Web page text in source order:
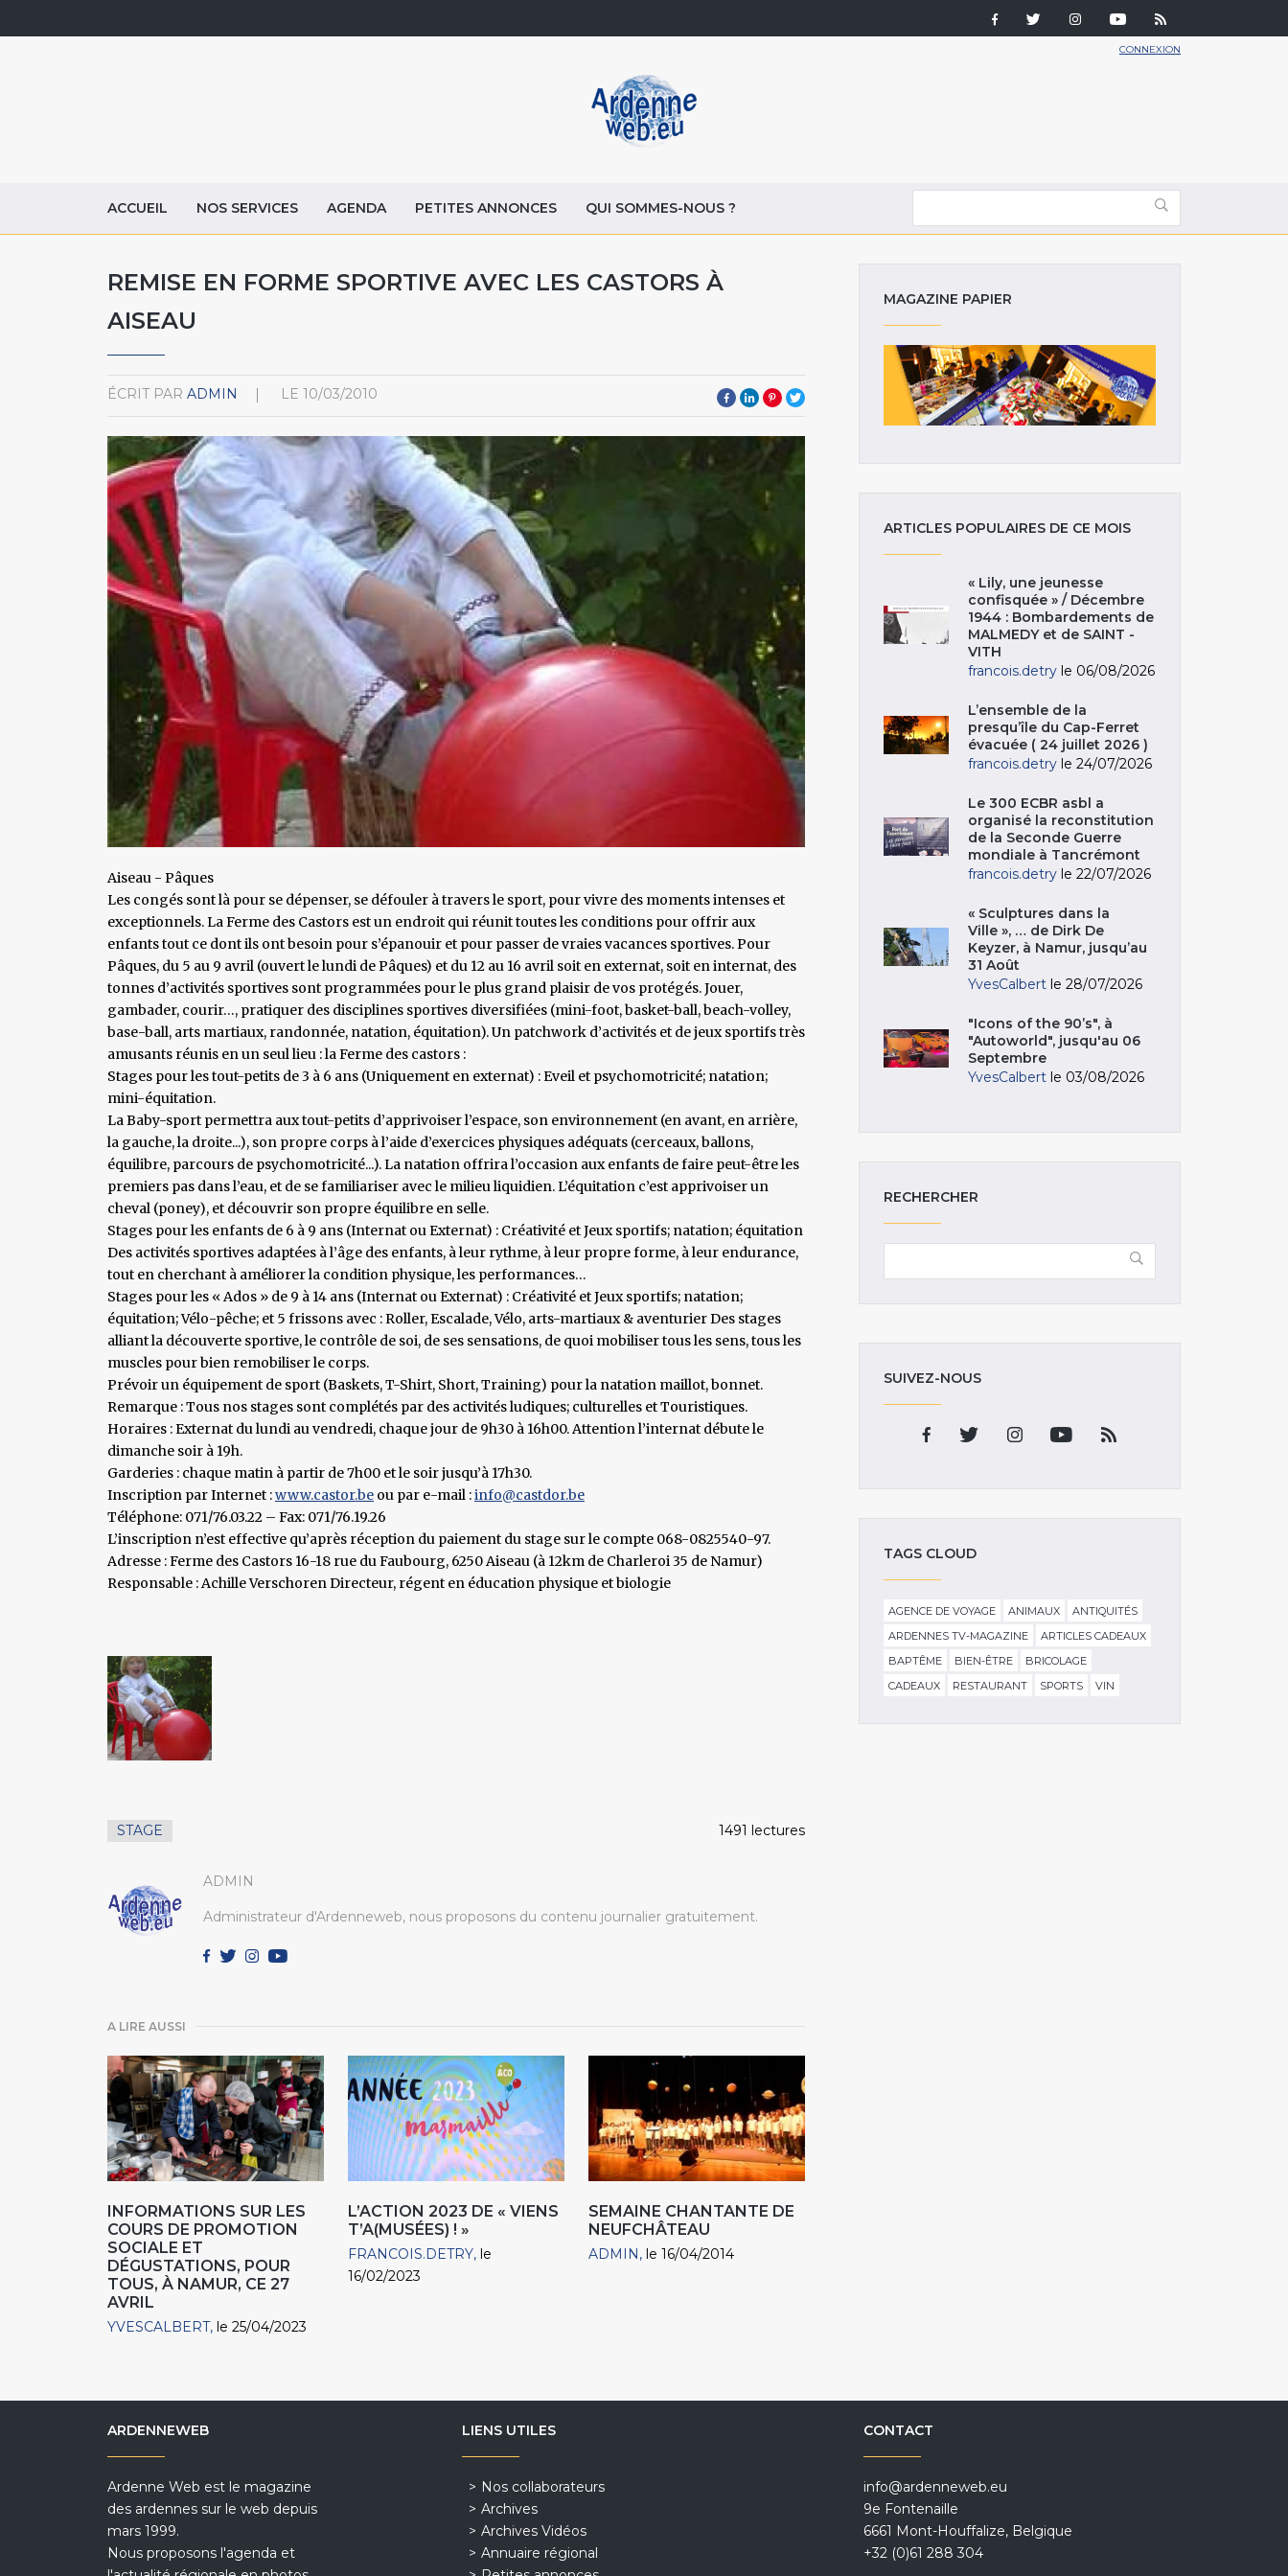
CONNEXION
ACCUEIL NOS SERVICES AGENDA PETITES ANNONCES QUI SOMMES-NOUS ?
REMISE EN FORME SPORTIVE AVEC LES CASTORS À
AISEAU
ÉCRIT PAR ADMIN LE 10/03/2010
Aiseau - Pâques
Les congés sont là pour se dépenser, se défouler à travers le sport, pour vivre des moments intenses et
exceptionnels. La Ferme des Castors est un endroit qui réunit toutes les conditions pour offrir aux
enfants tout ce dont ils ont besoin pour s’épanouir et pour passer de vraies vacances sportives. Pour
Pâques, du 5 au 9 avril (ouvert le lundi de Pâques) et du 12 au 16 avril soit en externat, soit en internat, des
tonnes d’activités sportives sont programmées pour le plus grand plaisir de vos protégés. Jouer,
gambader, courir…, pratiquer des disciplines sportives diversifiées (mini-foot, basket-ball, beach-volley,
base-ball, arts martiaux, randonnée, natation, équitation). Un patchwork d’activités et de jeux sportifs très
amusants réunis en un seul lieu : la Ferme des castors :
Stages pour les tout-petits de 3 à 6 ans (Uniquement en externat) : Eveil et psychomotricité; natation;
mini-équitation.
La Baby-sport permettra aux tout-petits d’apprivoiser l’espace, son environnement (en avant, en arrière,
la gauche, la droite...), son propre corps à l’aide d’exercices physiques adéquats (cerceaux, ballons,
équilibre, parcours de psychomotricité...). La natation offrira l’occasion aux enfants de faire peut-être les
premiers pas dans l’eau, et de se familiariser avec le milieu liquidien. L’équitation c’est apprivoiser un
cheval (poney), et découvrir son propre équilibre en selle.
Stages pour les enfants de 6 à 9 ans (Internat ou Externat) : Créativité et Jeux sportifs; natation; équitation
Des activités sportives adaptées à l’âge des enfants, à leur rythme, à leur propre forme, à leur endurance,
tout en cherchant à améliorer la condition physique, les performances…
Stages pour les « Ados » de 9 à 14 ans (Internat ou Externat) : Créativité et Jeux sportifs; natation;
équitation; Vélo-pêche; et 5 frissons avec : Roller, Escalade, Vélo, arts-martiaux & aventurier Des stages
alliant la découverte sportive, le contrôle de soi, de ses sensations, de quoi mobiliser tous les sens, tous les
muscles pour bien remobiliser le corps.
Prévoir un équipement de sport (Baskets, T-Shirt, Short, Training) pour la natation maillot, bonnet.
Remarque : Tous nos stages sont complétés par des activités ludiques; culturelles et Touristiques.
Horaires : Externat du lundi au vendredi, chaque jour de 9h30 à 16h00. Attention l’internat débute le
dimanche soir à 19h.
Garderies : chaque matin à partir de 7h00 et le soir jusqu’à 17h30.
Inscription par Internet :www.castor.be ou par e-mail :info@castdor.be
Téléphone: 071/76.03.22 – Fax: 071/76.19.26
L’inscription n’est effective qu’après réception du paiement du stage sur le compte 068-0825540-97.
Adresse : Ferme des Castors 16-18 rue du Faubourg, 6250 Aiseau (à 12km de Charleroi 35 de Namur)
Responsable : Achille Verschoren Directeur, régent en éducation physique et biologie
STAGE 1491 lectures
ADMIN
Administrateur d'Ardenneweb, nous proposons du contenu journalier gratuitement.
A LIRE AUSSI
INFORMATIONS SUR LES
COURS DE PROMOTION
SOCIALE ET
DÉGUSTATIONS, POUR
TOUS, À NAMUR, CE 27
AVRIL
YVESCALBERT le 25/04/2023
L’ACTION 2023 DE « VIENS
T’A(MUSÉES) ! »
FRANCOIS.DETRY le
16/02/2023
SEMAINE CHANTANTE DE
NEUFCHÂTEAU
ADMIN le 16/04/2014
MAGAZINE PAPIER
ARTICLES POPULAIRES DE CE MOIS
« Lily, une jeunesse
confisquée » / Décembre
1944 : Bombardements de
MALMEDY et de SAINT -
VITH
francois.detry le 06/08/2026
L’ensemble de la
presqu’île du Cap-Ferret
évacuée ( 24 juillet 2026 )
francois.detry le 24/07/2026
Le 300 ECBR asbl a
organisé la reconstitution
de la Seconde Guerre
mondiale à Tancrémont
francois.detry le 22/07/2026
« Sculptures dans la
Ville », … de Dirk De
Keyzer, à Namur, jusqu’au
31 Août
YvesCalbert le 28/07/2026
"Icons of the 90’s", à
"Autoworld", jusqu'au 06
Septembre
YvesCalbert le 03/08/2026
RECHERCHER
SUIVEZ-NOUS
TAGS CLOUD
AGENCE DE VOYAGE ANIMAUX
ANTIQUITÉS
ARDENNES TV-MAGAZINE
ARTICLES CADEAUX
BAPTÊME
BIEN-ÊTRE
BRICOLAGE
CADEAUX
RESTAURANT SPORTS VIN
ARDENNEWEB
Ardenne Web est le magazine
des ardennes sur le web depuis
mars 1999.
Nous proposons l'agenda et
LIENS UTILES
Nos collaborateurs
Archives
Archives Vidéos
Annuaire régional
CONTACT
info@ardenneweb.eu
9e Fontenaille
6661 Mont-Houffalize, Belgique
+32 (0)61 288 304